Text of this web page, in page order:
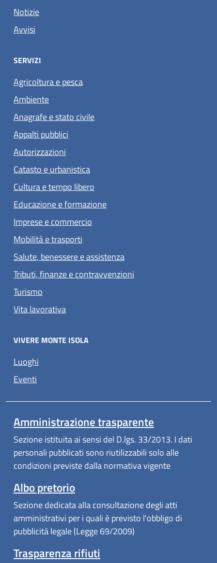
Notizie
Avvisi
SERVIZI
Agricoltura e pesca
Ambiente
Anagrafe e stato civile
Appalti pubblici
Autorizzazioni
Catasto e urbanistica
Cultura e tempo libero
Educazione e formazione
Imprese e commercio
Mobilità e trasporti
Salute, benessere e assistenza
Tributi, finanze e contravvenzioni
Turismo
Vita lavorativa
VIVERE MONTE ISOLA
Luoghi
Eventi
Amministrazione trasparente
Sezione istituita ai sensi del D.lgs. 33/2013. I dati
personali pubblicati sono riutilizzabili solo alle
condizioni previste dalla normativa vigente
Albo pretorio
Sezione dedicata alla consultazione degli atti
amministrativi per i quali è previsto l'obbligo di
pubblicità legale (Legge 69/2009)
Trasparenza rifiuti